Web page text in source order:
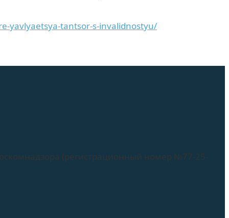
yavlyaetsya-tantsor-s-invalidnostyu/
(регистрационный номер №77-25-